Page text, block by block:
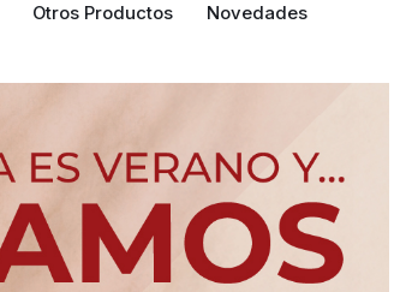
Otros Productos Novedades